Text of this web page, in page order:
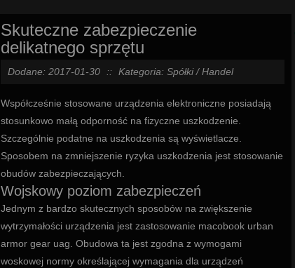
Skuteczne zabezpieczenie
delikatnego sprzętu
Dodane: 2017-01-30 :: Kategoria: Spółki / Handel
Współcześnie stosowane urządzenia elektroniczne posiadają
stosunkowo małą odporność na fizyczne uszkodzenie.
Szczególnie podatne na uszkodzenia są wyświetlacze.
Sposobem na zmniejszenie ryzyka uszkodzenia jest stosowanie
obudów zabezpieczających.
Wojskowy poziom zabezpieczeń
Jednym z bardzo skutecznych sposobów na zwiększenie
wytrzymałości urządzenia jest zastosowanie macobook urban
armor gear uag. Obudowa ta jest zgodna z wymogami
woskowej normy określającej wymagania dla urządzeń